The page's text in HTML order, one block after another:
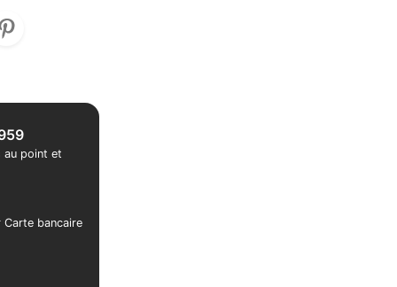
au point et
Carte bancaire